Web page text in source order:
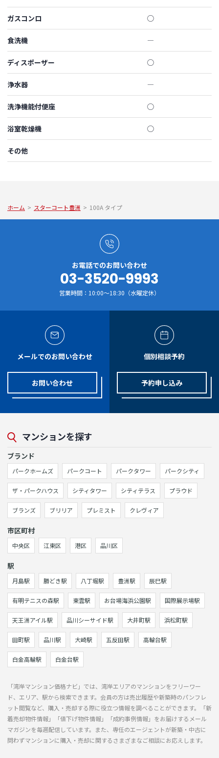
ガスコンロ ◯
食洗機 ―
ディスポーザー ◯
浄水器 ―
洗浄機能付便座 ◯
浴室乾燥機 ◯
その他
ホーム > スターコート豊洲 > 100A タイプ
お電話でのお問い合わせ
03-3520-9993
営業時間：10:00～18:30（水曜定休）
メールでのお問い合わせ
お問い合わせ
個別相談予約
予約申し込み
マンションを探す
ブランド
パークホームズ パークコート パークタワー パークシティ
ザ・パークハウス シティタワー シティテラス プラウド
ブランズ ブリリア プレミスト クレヴィア
市区町村
中央区 江東区 港区 品川区
駅
月島駅 勝どき駅 八丁堀駅 豊洲駅 辰巳駅
有明テニスの森駅 東雲駅 お台場海浜公園駅 国際展示場駅
天王洲アイル駅 品川シーサイド駅 大井町駅 浜松町駅
田町駅 品川駅 大崎駅 五反田駅 高輪台駅
白金高輪駅 白金台駅
「湾岸マンション価格ナビ」では、湾岸エリアのマンションをフリーワー
ド、エリア、駅から検索できます。会員の方は売出履歴や新築時のパンフレ
ット閲覧など、購入・売却する際に役立つ情報を調べることができます。「新
着売却物件情報」「値下げ物件情報」「成約事例情報」をお届けするメール
マガジンを毎週配信しています。また、専任のエージェントが新築・中古に
問わずマンションに購入・売却に関するさまざまなご相談にお応えします。